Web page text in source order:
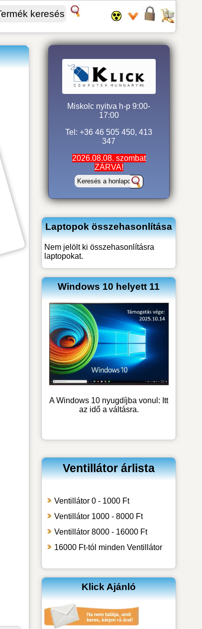
Miskolc nyitva h-p 9:00-
17:00
Tel: +36 46 505 450, 413
347
2026.08.08. szombat
ZÁRVA!
Laptopok összehasonlítása
Nem jelölt ki összehasonlításra
laptopokat.
Windows 10 helyett 11
A Windows 10 nyugdíjba vonul: Itt
az idő a váltásra.
Ventillátor árlista
Ventillátor 0 - 1000 Ft
Ventillátor 1000 - 8000 Ft
Ventillátor 8000 - 16000 Ft
16000 Ft-tól minden Ventillátor
Klick Ajánló